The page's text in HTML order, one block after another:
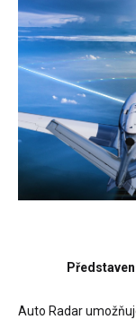
Auto Radar